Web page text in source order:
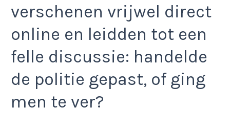
verschenen vrijwel direct
online en leidden tot een
felle discussie: handelde
de politie gepast, of ging
men te ver?